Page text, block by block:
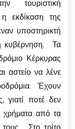
τουριστική
εκδίκαση της
υποστηρικτή
κυβέρνηση. Τα
Κέρκυρας
αστείο να λένε
Έχουν
γιατί ποτέ δεν
χρήματα από τα